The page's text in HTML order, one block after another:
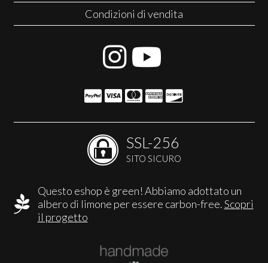
Condizioni di vendita
SSL-256
SITO SICURO
Questo eshop è green! Abbiamo adottato un
albero di limone per essere carbon-free.Scopri
il progetto